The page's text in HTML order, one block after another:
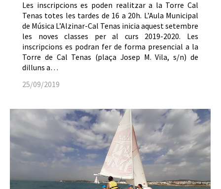
Les inscripcions es poden realitzar a la Torre Cal
Tenas totes les tardes de 16 a 20h. L’Aula Municipal
de Música L’Alzinar-Cal Tenas inicia aquest setembre
les noves classes per al curs 2019-2020. Les
inscripcions es podran fer de forma presencial a la
Torre de Cal Tenas (plaça Josep M. Vila, s/n) de
dilluns a…
25/09/2019